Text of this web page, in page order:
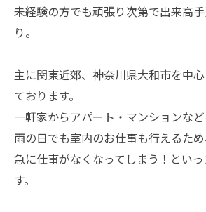
未経験の方でも頑張り次第で出来高
り。
主に関東近郊、神奈川県大和市を中
ております。
一軒家からアパート・マンションなど
雨の日でも室内のお仕事も行えるため
急に仕事がなくなってしまう！とい
す。